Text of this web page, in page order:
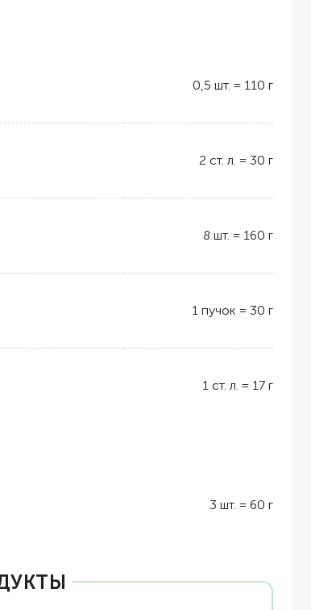
0,5 шт. = 110 г
2 ст. л. = 30 г
8 шт. = 160 г
1 пучок = 30 г
1 ст. л. = 17 г
3 шт. = 60 г